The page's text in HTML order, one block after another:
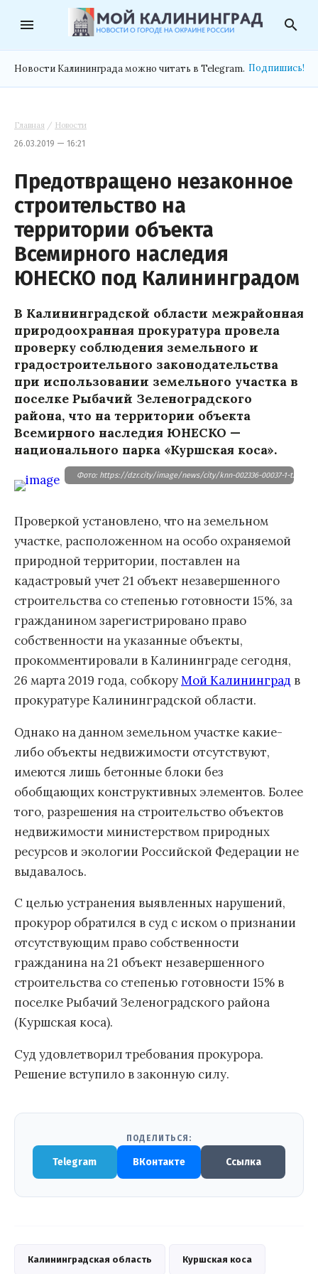
menu search
Новости Калининграда можно читать в Telegram. Подпишись!
Главная / Новости
26.03.2019 — 16:21
Предотвращено незаконное
строительство на
территории объекта
Всемирного наследия
ЮНЕСКО под Калининградом
В Калининградской области межрайонная
природоохранная прокуратура провела
проверку соблюдения земельного и
градостроительного законодательства
при использовании земельного участка в
поселке Рыбачий Зеленоградского
района, что на территории объекта
Всемирного наследия ЮНЕСКО —
национального парка «Куршская коса».
Фото: https://dzr.city/image/news/city/knn-002336-00037-1-t210.jpg
Проверкой установлено, что на земельном
участке, расположенном на особо охраняемой
природной территории, поставлен на
кадастровый учет 21 объект незавершенного
строительства со степенью готовности 15%, за
гражданином зарегистрировано право
собственности на указанные объекты,
прокомментировали в Калининграде сегодня,
26 марта 2019 года, собкоруМой Калининград в
прокуратуре Калининградской области.
Однако на данном земельном участке какие-
либо объекты недвижимости отсутствуют,
имеются лишь бетонные блоки без
обобщающих конструктивных элементов. Более
того, разрешения на строительство объектов
недвижимости министерством природных
ресурсов и экологии Российской Федерации не
выдавалось.
С целью устранения выявленных нарушений,
прокурор обратился в суд с иском о признании
отсутствующим право собственности
гражданина на 21 объект незавершенного
строительства со степенью готовности 15% в
поселке Рыбачий Зеленоградского района
(Куршская коса).
Суд удовлетворил требования прокурора.
Решение вступило в законную силу.
ПОДЕЛИТЬСЯ:
Telegram ВКонтакте Ссылка
Калининградская область Куршская коса